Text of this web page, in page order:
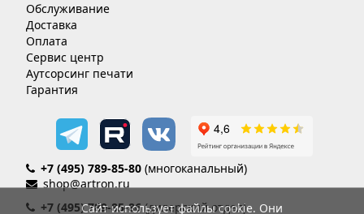
Обслуживание
Доставка
Оплата
Сервис центр
Аутсорсинг печати
Гарантия
+7 (495) 789-85-80 (многоканальный)
shop@artron.ru
+7 (495) 789-85-86(дилерский отдел)
Сайт использует файлы cookie. Они